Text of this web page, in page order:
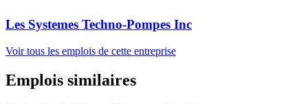
Les Systemes Techno-Pompes Inc
Voir tous les emplois de cette entreprise
Emplois similaires